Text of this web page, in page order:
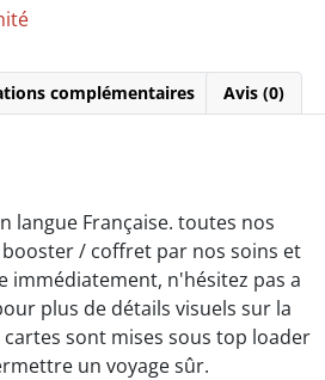
complémentaires Avis (0)
langue Française. toutes nos
/ coffret par nos soins et
immédiatement, n'hésitez pas a
plus de détails visuels sur la
sont mises sous top loader
un voyage sûr.